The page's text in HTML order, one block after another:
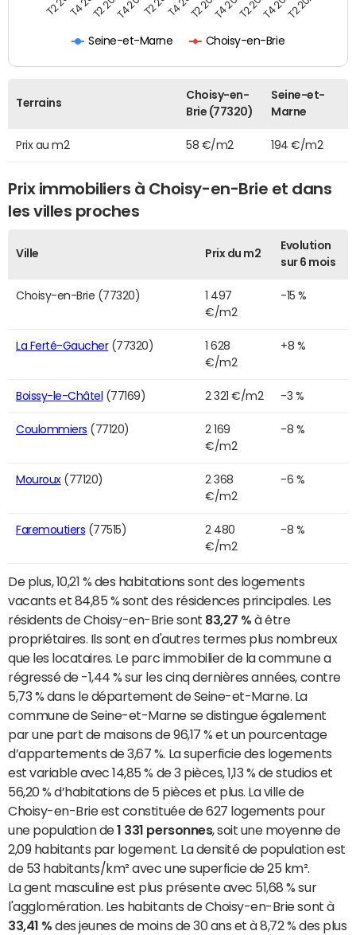
Seine-et-Marne Choisy-en-Brie
Terrains
Choisy-en-
Brie (77320)
Seine-et-
Marne
Prix au m2 58 €/m2 194 €/m2
Prix immobiliers à Choisy-en-Brie et dans
les villes proches
Ville Prix du m2
Evolution
sur 6 mois
Choisy-en-Brie (77320)
1 497
€/m2
-15 %
La Ferté-Gaucher(77320)
1 628
€/m2
+8 %
Boissy-le-Châtel (77169) 2 321 €/m2 -3 %
Coulommiers (77120)
2 169
€/m2
-8 %
Mouroux(77120)
2 368
€/m2
-6 %
Faremoutiers (77515)
2 480
€/m2
-8 %
De plus, 10,21 % des habitations sont des logements
vacants et 84,85 % sont des résidences principales. Les
résidents de Choisy-en-Brie sont 83,27 % à être
propriétaires. Ils sont en d'autres termes plus nombreux
que les locataires. Le parc immobilier de la commune a
régressé de -1,44 % sur les cinq dernières années, contre
5,73 % dans le département de Seine-et-Marne. La
commune de Seine-et-Marne se distingue également
par une part de maisons de 96,17 % et un pourcentage
d’appartements de 3,67 %. La superficie des logements
est variable avec 14,85 % de 3 pièces, 1,13 % de studios et
56,20 % d’habitations de 5 pièces et plus. La ville de
Choisy-en-Brie est constituée de 627 logements pour
une population de1 331 personnes, soit une moyenne de
2,09 habitants par logement. La densité de population est
de 53 habitants/km² avec une superficie de 25 km².
La gent masculine est plus présente avec 51,68 % sur
l'agglomération. Les habitants de Choisy-en-Brie sont à
33,41 % des jeunes de moins de 30 ans et à 8,72 % des plus